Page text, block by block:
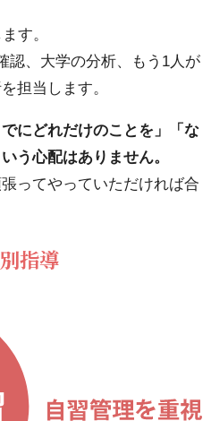
す。
認、大学の分析、もう1人が
担当します。
でにどれだけのことを」「な
う心配はありません。
ってやっていただければ合
指導